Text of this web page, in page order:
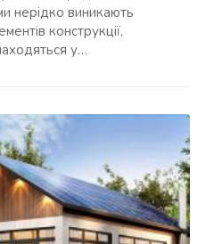
нерідко виникають
конструкції,
у…